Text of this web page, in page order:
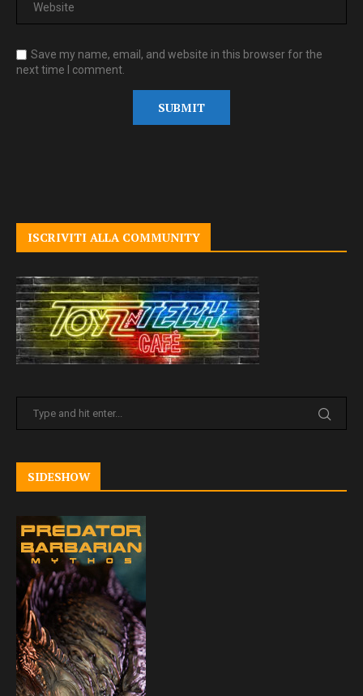
Save my name, email, and website in this browser for the
next time I comment.
ISCRIVITI ALLA COMMUNITY
SIDESHOW